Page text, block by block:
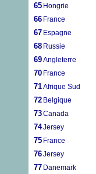
65 Hongrie
66 France
67 Espagne
68 Russie
69Angleterre
70 France
71Afrique Sud
72 Belgique
73Canada
74Jersey
75 France
76Jersey
77 Danemark